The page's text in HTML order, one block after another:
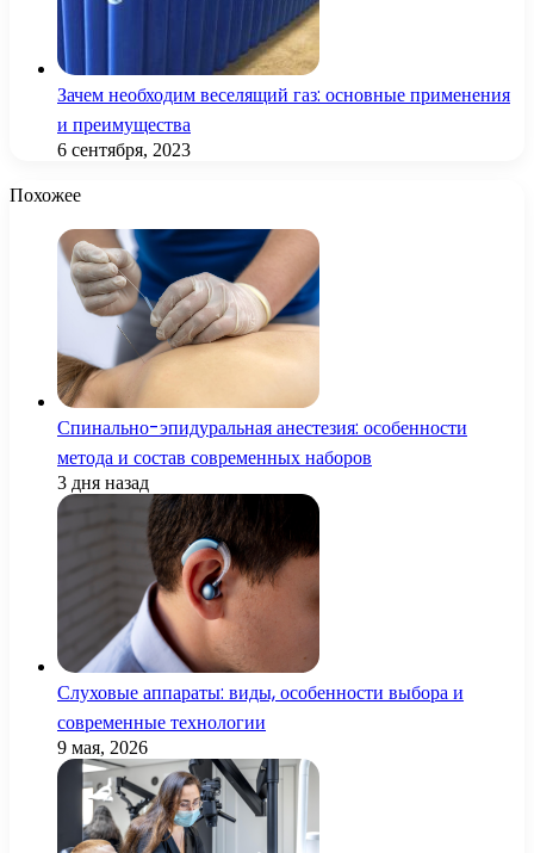
Зачем необходим веселящий газ: основные применения
и преимущества
6 сентября, 2023
Похожее
Спинально-эпидуральная анестезия: особенности
метода и состав современных наборов
3 дня назад
Слуховые аппараты: виды, особенности выбора и
современные технологии
9 мая, 2026